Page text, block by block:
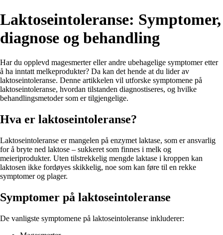
Laktoseintoleranse: Symptomer,
diagnose og behandling
Har du opplevd magesmerter eller andre ubehagelige symptomer etter
å ha inntatt melkeprodukter? Da kan det hende at du lider av
laktoseintoleranse. Denne artikkelen vil utforske symptomene på
laktoseintoleranse, hvordan tilstanden diagnostiseres, og hvilke
behandlingsmetoder som er tilgjengelige.
Hva er laktoseintoleranse?
Laktoseintoleranse er mangelen på enzymet laktase, som er ansvarlig
for å bryte ned laktose – sukkeret som finnes i melk og
meieriprodukter. Uten tilstrekkelig mengde laktase i kroppen kan
laktosen ikke fordøyes skikkelig, noe som kan føre til en rekke
symptomer og plager.
Symptomer på laktoseintoleranse
De vanligste symptomene på laktoseintoleranse inkluderer: